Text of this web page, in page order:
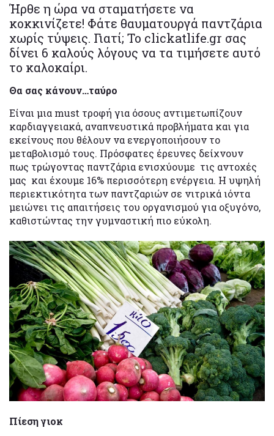
Ήρθε η ώρα να σταματήσετε να
κοκκινίζετε! Φάτε θαυματουργά παντζάρια
χωρίς τύψεις. Γιατί; Το clickatlife.gr σας
δίνει 6 καλούς λόγους να τα τιμήσετε αυτό
το καλοκαίρι.
Θα σας κάνουν…ταύρο
Είναι μια must τροφή για όσους αντιμετωπίζουν
καρδιαγγειακά, αναπνευστικά προβλήματα και για
εκείνους που θέλουν να ενεργοποιήσουν το
μεταβολισμό τους. Πρόσφατες έρευνες δείχνουν
πως τρώγοντας παντζάρια ενισχύουμε τις αντοχές
μας και έχουμε 16% περισσότερη ενέργεια. Η υψηλή
περιεκτικότητα των παντζαριών σε νιτρικά ιόντα
μειώνει τις απαιτήσεις του οργανισμού για οξυγόνο,
καθιστώντας την γυμναστική πιο εύκολη.
Πίεση γιοκ